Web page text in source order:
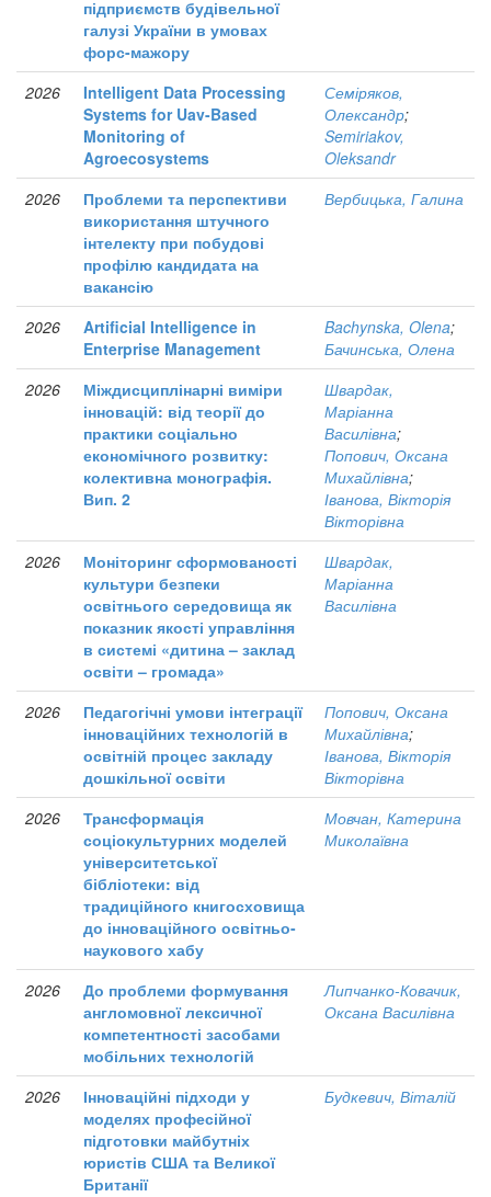
підприємств будівельної
галузі України в умовах
форс-мажору
2026
Intelligent Data Processing
Systems for Uav-Based
Monitoring of
Agroecosystems
Семіряков,
Олександр;
Semiriakov,
Oleksandr
2026
Проблеми та перспективи
використання штучного
інтелекту при побудові
профілю кандидата на
вакансію
Вербицька, Галина
2026
Artificial Intelligence in
Enterprise Management
Bachynska, Olena;
Бачинська, Олена
2026
Міждисциплінарні виміри
інновацій: від теорії до
практики соціально
економічного розвитку:
колективна монографія.
Вип. 2
Швардак,
Маріанна
Василівна;
Попович, Оксана
Михайлівна;
Іванова, Вікторія
Вікторівна
2026
Моніторинг сформованості
культури безпеки
освітнього середовища як
показник якості управління
в системі «дитина – заклад
освіти – громада»
Швардак,
Маріанна
Василівна
2026
Педагогічні умови інтеграції
інноваційних технологій в
освітній процес закладу
дошкільної освіти
Попович, Оксана
Михайлівна;
Іванова, Вікторія
Вікторівна
2026
Трансформація
соціокультурних моделей
університетської
бібліотеки: від
традиційного книгосховища
до інноваційного освітньо-
наукового хабу
Мовчан, Катерина
Миколаївна
2026
До проблеми формування
англомовної лексичної
компетентності засобами
мобільних технологій
Липчанко-Ковачик,
Оксана Василівна
2026
Інноваційні підходи у
моделях професійної
підготовки майбутніх
юристів США та Великої
Британії
Будкевич, Віталій